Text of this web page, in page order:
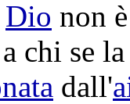
Dio non
a chi se
dall'